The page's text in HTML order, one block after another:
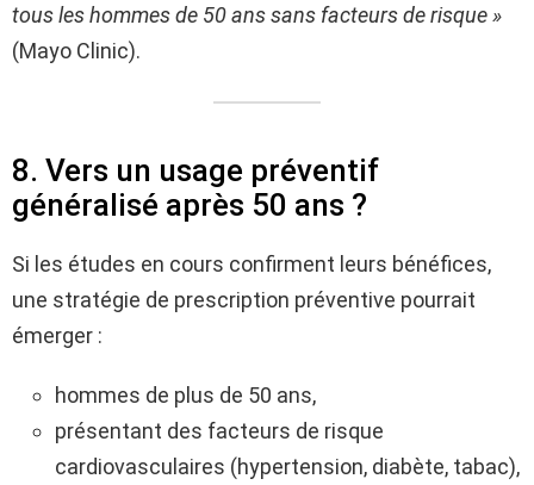
tous les hommes de 50 ans sans facteurs de risque »
(Mayo Clinic).
8. Vers un usage préventif
généralisé après 50 ans ?
Si les études en cours confirment leurs bénéfices,
une stratégie de prescription préventive pourrait
émerger :
hommes de plus de 50 ans,
présentant des facteurs de risque
cardiovasculaires (hypertension, diabète, tabac),